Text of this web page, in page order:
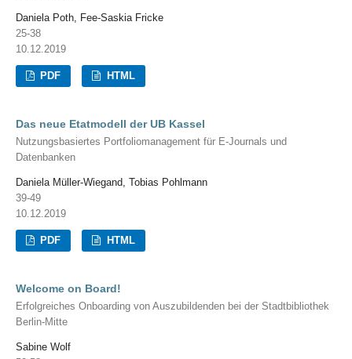
Daniela Poth, Fee-Saskia Fricke
25-38
10.12.2019
PDF HTML
Das neue Etatmodell der UB Kassel
Nutzungsbasiertes Portfoliomanagement für E-Journals und
Datenbanken
Daniela Müller-Wiegand, Tobias Pohlmann
39-49
10.12.2019
PDF HTML
Welcome on Board!
Erfolgreiches Onboarding von Auszubildenden bei der Stadtbibliothek
Berlin-Mitte
Sabine Wolf